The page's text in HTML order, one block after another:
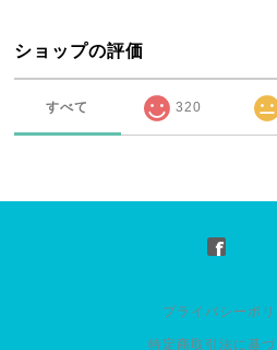
ショップの評価
すべて 320
プライバシーポ
特定商取引法に基